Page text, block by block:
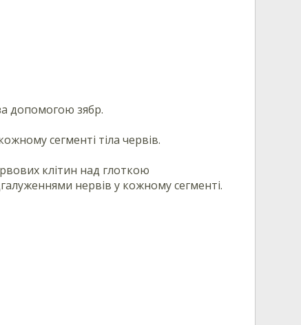
допомогою зябр.
сегменті тіла червів.
клітин над глоткою
нервів у кожному сегменті.